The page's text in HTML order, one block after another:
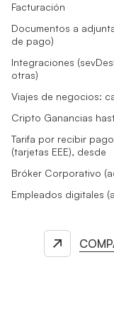
Facturación
Documentos a
de pago)
Integraciones
otras)
Viajes de negocios:
Cripto Ganancias
Tarifa por recibir
(tarjetas EEE), desde
Bróker Corporativo
Empleados digitales